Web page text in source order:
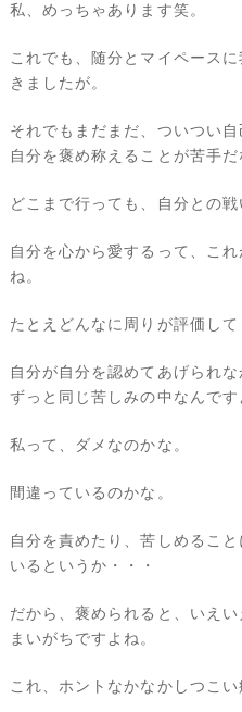
私、めっちゃあります笑。
これでも、随分とマイペース
きましたが。
それでもまだまだ、ついつい
自分を褒め称えることが苦手だ
どこまで行っても、自分との戦
自分を心から愛するって、こ
ね。
たとえどんなに周りが評価して
自分が自分を認めてあげられ
ずっと同じ苦しみの中なんです
私って、ダメなのかな。
間違っているのかな。
自分を責めたり、苦しめるこ
いるというか・・・
だから、褒められると、いえ
まいがちですよね。
これ、ホントなかなかしつこい